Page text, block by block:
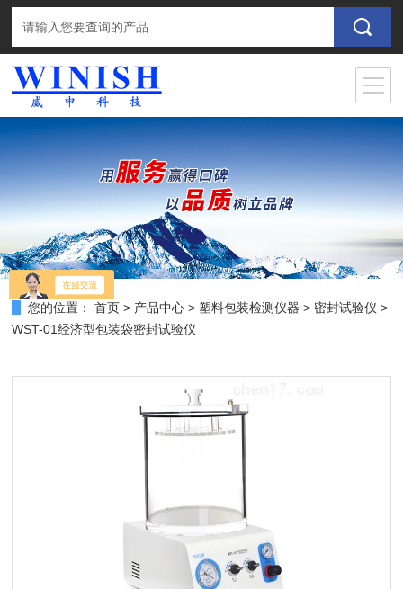
您的位置： 首页 > 产品中心 > 塑料包装检测仪器 > 密封试验仪 >
WST-01经济型包装袋密封试验仪